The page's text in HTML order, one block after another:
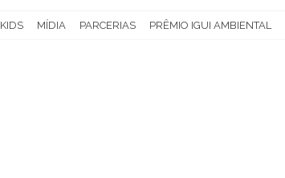
KIDS MÍDIA PARCERIAS PRÊMIO IGUI AMBIENTAL